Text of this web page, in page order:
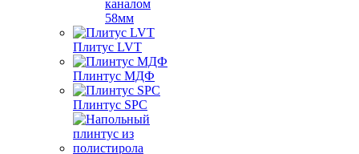
каналом
58мм
Плитус LVT
Плинтус МДФ
Плинтус SPC